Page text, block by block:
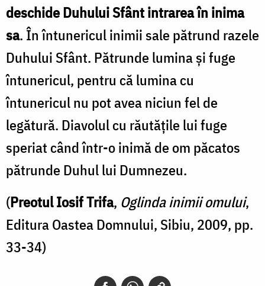
deschide Duhului Sfânt intrarea în inima
sa. În întunericul inimii sale pătrund razele
Duhului Sfânt. Pătrunde lumina şi fuge
întunericul, pentru că lumina cu
întunericul nu pot avea niciun fel de
legătură. Diavolul cu răutăţile lui fuge
speriat când într-o inimă de om păcatos
pătrunde Duhul lui Dumnezeu.
(Preotul Iosif Trifa, Oglinda inimii omului,
Editura Oastea Domnului, Sibiu, 2009, pp.
33-34)